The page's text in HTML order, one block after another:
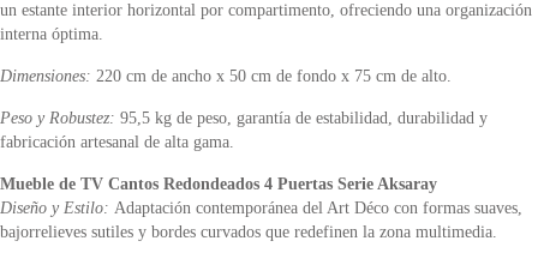
un estante interior horizontal por compartimento, ofreciendo una organización
interna óptima.
Dimensiones: 220 cm de ancho x 50 cm de fondo x 75 cm de alto.
Peso y Robustez: 95,5 kg de peso, garantía de estabilidad, durabilidad y
fabricación artesanal de alta gama.
Mueble de TV Cantos Redondeados 4 Puertas Serie Aksaray
Diseño y Estilo: Adaptación contemporánea del Art Déco con formas suaves,
bajorrelieves sutiles y bordes curvados que redefinen la zona multimedia.